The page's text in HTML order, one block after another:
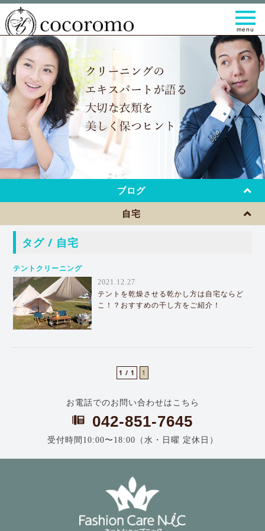
t
o
g
g
l
e
n
a
v
i
g
a
t
i
o
n
ブログ
自宅
タグ / 自宅
テントクリーニング
2021.12.27
テントを乾燥させる乾かし方は自宅ならど
こ！？おすすめの干し方をご紹介！
1 / 1 1
お電話でのお問い合わせはこちら
042-851-7645
受付時間10:00〜18:00（水・日曜 定休日）